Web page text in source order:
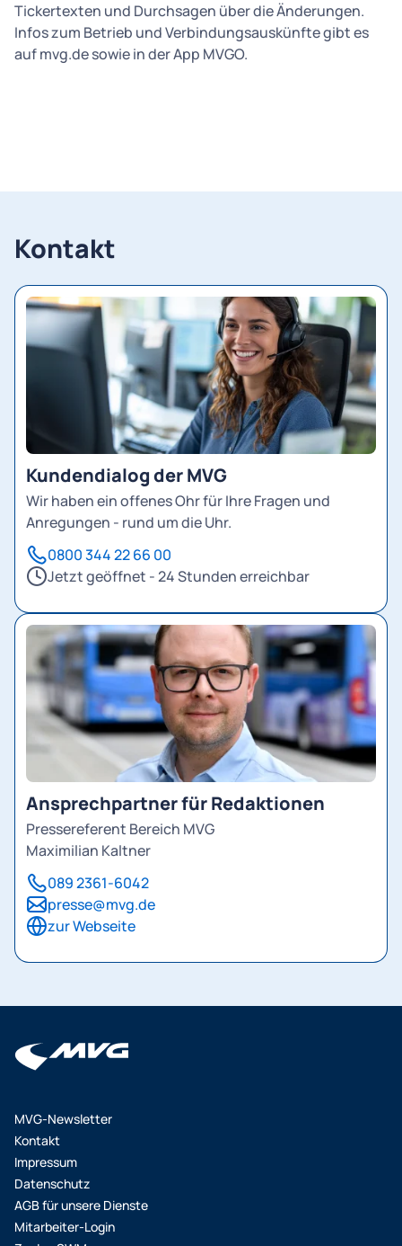
Tickertexten und Durchsagen über die Änderungen.
Infos zum Betrieb und Verbindungsauskünfte gibt es
auf mvg.de sowie in der App MVGO.
Kontakt
Kundendialog der MVG
Wir haben ein offenes Ohr für Ihre Fragen und
Anregungen - rund um die Uhr.
0800 344 22 66 00
Jetzt geöffnet - 24 Stunden erreichbar
Ansprechpartner für Redaktionen
Pressereferent Bereich MVG
Maximilian Kaltner
089 2361-6042
presse@mvg.de
zur Webseite
MVG-Newsletter
Kontakt
Impressum
Datenschutz
AGB für unsere Dienste
Mitarbeiter-Login